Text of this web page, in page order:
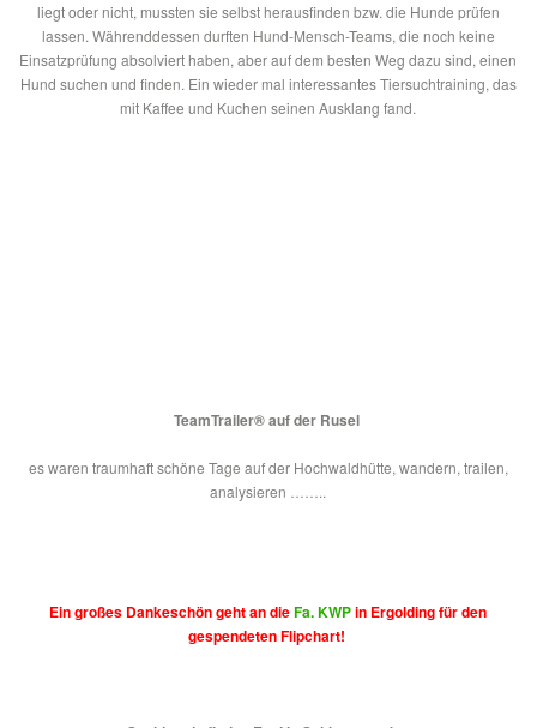
liegt oder nicht, mussten sie selbst herausfinden bzw. die Hunde prüfen
lassen. Währenddessen durften Hund-Mensch-Teams, die noch keine
Einsatzprüfung absolviert haben, aber auf dem besten Weg dazu sind, einen
Hund suchen und finden. Ein wieder mal interessantes Tiersuchtraining, das
mit Kaffee und Kuchen seinen Ausklang fand.
TeamTrailer® auf der Rusel
es waren traumhaft schöne Tage auf der Hochwaldhütte, wandern, trailen,
analysieren ……..
Ein großes Dankeschön geht an dieFa. KWPin Ergolding für den
gespendeten Flipchart!